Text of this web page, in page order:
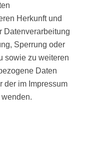
Herkunft und
Datenverarbeitung
Sperrung oder
sowie zu weiteren
Daten
der im Impressum